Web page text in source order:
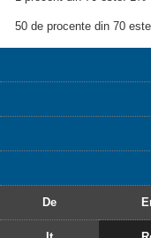
50 de procente din 70
De